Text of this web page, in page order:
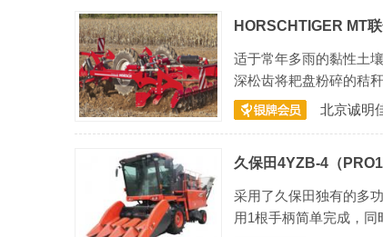
HORSCHTIGER MT
适于常年多雨的黏性土
深松齿将耙盘粉碎的秸秆
北京诚明
久保田4YZB-4（
采用了久保田独有的多
用1根手柄简单完成，同